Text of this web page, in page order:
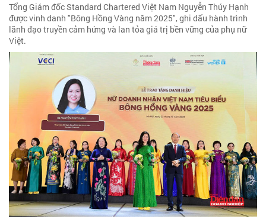
Tổng Giám đốc Standard Chartered Việt Nam Nguyễn Thúy Hạnh
được vinh danh "Bông Hồng Vàng năm 2025", ghi dấu hành trình
lãnh đạo truyền cảm hứng và lan tỏa giá trị bền vững của phụ nữ
Việt.